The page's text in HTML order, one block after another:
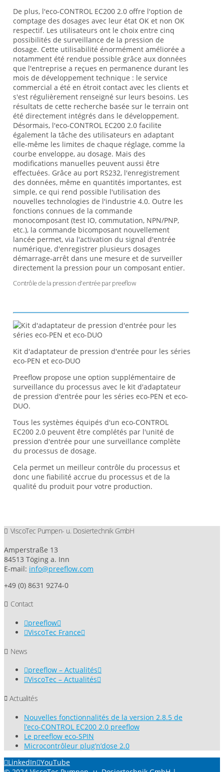
De plus, l'eco-CONTROL EC200 2.0 offre l'option de
comptage des dosages avec leur état OK et non OK
respectif. Les utilisateurs ont le choix entre cinq
possibilités de surveillance de la pression de
dosage. Cette utilisabilité énormément améliorée a
notamment été rendue possible grâce aux données
que l'entreprise a reçues en permanence durant les
mois de développement technique : le service
commercial a été en étroit contact avec les clients et
s'est régulièrement renseigné sur leurs besoins. Les
résultats de cette recherche basée sur le terrain ont
été directement intégrés dans le développement.
Désormais, l'eco-CONTROL EC200 2.0 facilite
également la tâche des utilisateurs en adaptant
elle-même les limites de chaque réglage, comme la
courbe enveloppe, au dosage. Mais des
modifications manuelles peuvent aussi être
effectuées. Grâce au port RS232, l'enregistrement
des données, même en quantités importantes, est
simple, ce qui rend possible l'utilisation des
nouvelles technologies de l'industrie 4.0. Outre les
fonctions connues de la commande
monocomposant (test IO, commutation, NPN/PNP,
etc.), la commande bicomposant nouvellement
lancée permet, via l'activation du signal d'entrée
numérique, d'enregistrer plusieurs dosages
démarrage-arrêt dans une mesure et de surveiller
directement la pression pour un composant entier.
Contrôle de la pression d'entrée par preeflow
Kit d'adaptateur de pression d'entrée pour les séries
eco-PEN et eco-DUO
Preeflow propose une option supplémentaire de
surveillance du processus avec le kit d'adaptateur
de pression d'entrée pour les séries eco-PEN et eco-
DUO.
Tous les systèmes équipés d'un eco-CONTROL
EC200 2.0 peuvent être complétés par l'unité de
pression d'entrée pour une surveillance complète
du processus de dosage.
Cela permet un meilleur contrôle du processus et
donc une fiabilité accrue du processus et de la
qualité du produit pour votre production.
ViscoTec Pumpen- u. Dosiertechnik GmbH
Amperstraße 13
84513 Töging a. Inn
E-mail: info@preeflow.com
+49 (0) 8631 9274-0
Contact
preeflow
ViscoTec France
News
preeflow – Actualités
ViscoTec – Actualités
Actualités
Nouvelles fonctionnalités de la version 2.8.5 de
l’eco-CONTROL EC200 2.0 preeflow
Le preeflow eco-SPIN
Microcontrôleur plug’n’dose 2.0
LinkedIn YouTube